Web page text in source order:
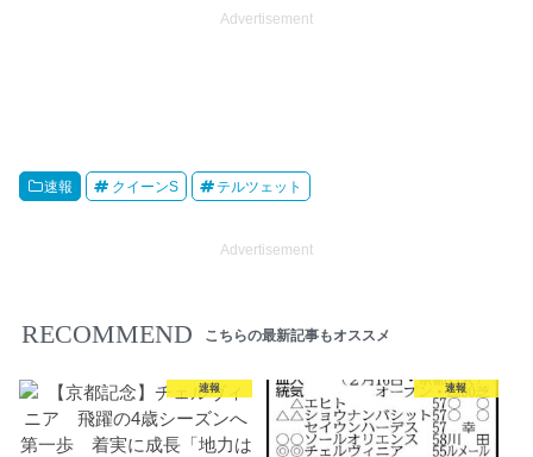
Advertisement
速報 クイーンS テルツェット
Advertisement
RECOMMEND こちらの最新記事もオススメ
速報 速報